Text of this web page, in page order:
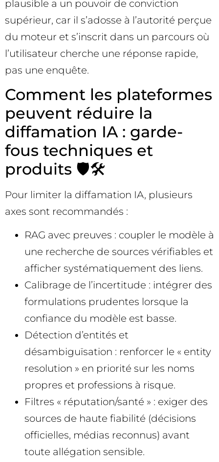
plausible a un pouvoir de conviction
supérieur, car il s’adosse à l’autorité perçue
du moteur et s’inscrit dans un parcours où
l’utilisateur cherche une réponse rapide,
pas une enquête.
Comment les plateformes
peuvent réduire la
diffamation IA : garde-
fous techniques et
produits 🛡️🛠️
Pour limiter la diffamation IA, plusieurs
axes sont recommandés :
RAG avec preuves : coupler le modèle à
une recherche de sources vérifiables et
afficher systématiquement des liens.
Calibrage de l’incertitude : intégrer des
formulations prudentes lorsque la
confiance du modèle est basse.
Détection d’entités et
désambiguïsation : renforcer le « entity
resolution » en priorité sur les noms
propres et professions à risque.
Filtres « réputation/santé » : exiger des
sources de haute fiabilité (décisions
officielles, médias reconnus) avant
toute allégation sensible.